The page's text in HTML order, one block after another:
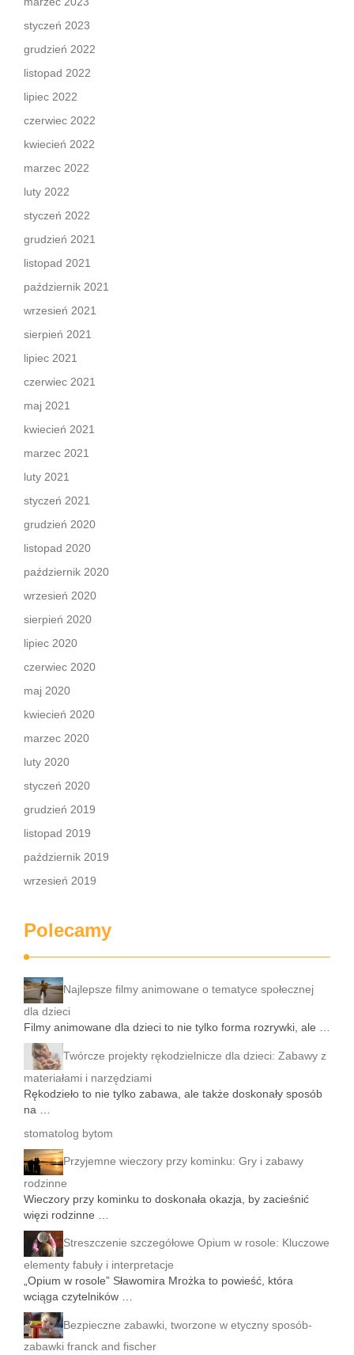
styczeń 2023
grudzień 2022
listopad 2022
lipiec 2022
czerwiec 2022
kwiecień 2022
marzec 2022
luty 2022
styczeń 2022
grudzień 2021
listopad 2021
październik 2021
wrzesień 2021
sierpień 2021
lipiec 2021
czerwiec 2021
maj 2021
kwiecień 2021
marzec 2021
luty 2021
styczeń 2021
grudzień 2020
listopad 2020
październik 2020
wrzesień 2020
sierpień 2020
lipiec 2020
czerwiec 2020
maj 2020
kwiecień 2020
marzec 2020
luty 2020
styczeń 2020
grudzień 2019
listopad 2019
październik 2019
wrzesień 2019
Polecamy
Najlepsze filmy animowane o tematyce społecznej
dla dzieci
Filmy animowane dla dzieci to nie tylko forma rozrywki, ale …
Twórcze projekty rękodzielnicze dla dzieci: Zabawy z
materiałami i narzędziami
Rękodzieło to nie tylko zabawa, ale także doskonały sposób
na …
stomatolog bytom
Przyjemne wieczory przy kominku: Gry i zabawy
rodzinne
Wieczory przy kominku to doskonała okazja, by zacieśnić
więzi rodzinne …
Streszczenie szczegółowe Opium w rosole: Kluczowe
elementy fabuły i interpretacje
„Opium w rosole” Sławomira Mrożka to powieść, która
wciąga czytelników …
Bezpieczne zabawki, tworzone w etyczny sposób-
zabawki franck and fischer